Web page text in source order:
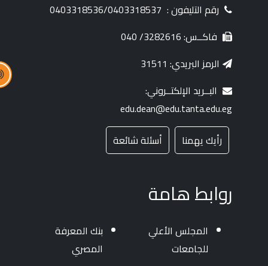
رقم التليفون : 0403318536/0403318537
فاكــس: 3282616/ 040
الرمز البريدي: 31511
البــريد الإلكتــروني:
edu.dean@edu.tanta.edu.eg
رأيك يهمنا
أسئلة شائعة
روابط هامة
المجلس الأعلي
للجامعات
بنك المعرفة
المصري